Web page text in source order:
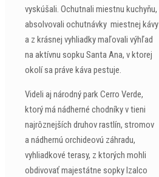
vyskúšali. Ochutnali miestnu kuchyňu,
absolvovali ochutnávky miestnej kávy
a z krásnej vyhliadky maľovali výhľad
na aktívnu sopku Santa Ana, v ktorej
okolí sa práve káva pestuje.
Videli aj národný park Cerro Verde,
ktorý má nádherné chodníky v tieni
najrôznejších druhov rastlín, stromov
a nádhernú orchideovú záhradu,
vyhliadkové terasy, z ktorých mohli
obdivovať majestátne sopky Izalco